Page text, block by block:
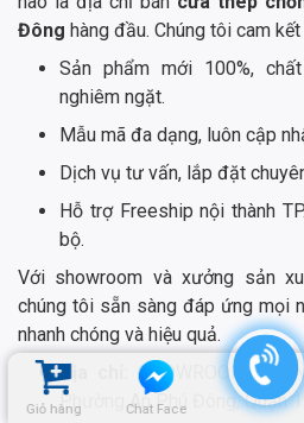
Giỏ hàng Chat Face
Đông hàng đầu. Chúng tôi cam
Sản phẩm mới 100%,
nghiêm ngặt.
Mẫu mã đa dạng, luôn cập
Dịch vụ tư vấn, lắp đặt
Hỗ trợ Freeship nội thành
bộ.
Với showroom và xưởng sản
chúng tôi sẵn sàng đáp ứng mọi
nhanh chóng và hiệu quả.
Địa chỉ:SHOWROOM
Phường An Phú Đông, Quận